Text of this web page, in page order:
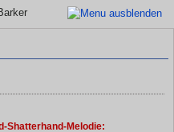
Shatterhand-Melodie: